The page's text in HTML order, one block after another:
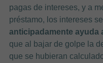
pagas de intereses, y a
préstamo, los intereses
anticipadamente ayuda
que al bajar de golpe la
que se hubieran